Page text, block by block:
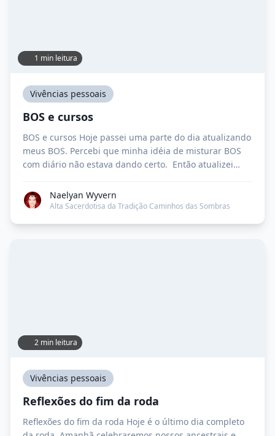
1 min leitura
Vivências pessoais
BOS e cursos
BOS e cursos Hoje passei uma parte do dia atualizando
meus BOS. Percebi que minha idéia de misturar BOS
com diário não estava dando certo. Então atualizei
geral. Mas ainda tenho umas 30 folhas para passar a
limpo. E depois ainda tenho que […]
Naelyan Wyvern
Alta Sacerdotisa da Tradição Caminhos das Sombras
2 min leitura
Vivências pessoais
Reflexões do fim da roda
Reflexões do fim da roda Hoje é o último dia completo